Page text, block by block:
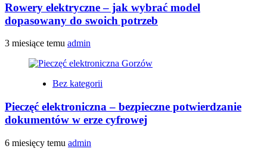
Rowery elektryczne – jak wybrać model
dopasowany do swoich potrzeb
3 miesiące temu admin
Bez kategorii
Pieczęć elektroniczna – bezpieczne potwierdzanie
dokumentów w erze cyfrowej
6 miesięcy temu admin